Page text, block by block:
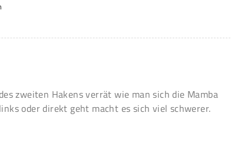
zweiten Hakens verrät wie man sich die Mamba
oder direkt geht macht es sich viel schwerer.